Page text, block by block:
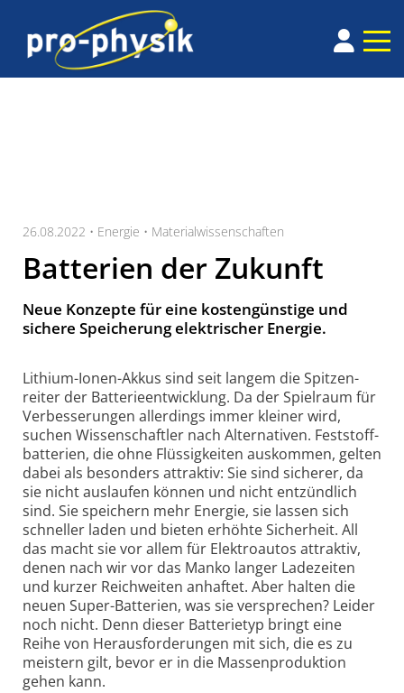
26.08.2022 • Energie • Materialwissenschaften
Batterien der Zukunft
Neue Konzepte für eine kostengünstige und
sichere Speicherung elektrischer Energie.
Lithium-Ionen-Akkus sind seit langem die Spitzen­
reiter der Batterie­entwicklung. Da der Spielraum für
Verbes­se­rungen allerdings immer kleiner wird,
suchen Wissen­schaftler nach Alter­nativen. Feststoff­
batterien, die ohne Flüssig­keiten auskommen, gelten
dabei als besonders attraktiv: Sie sind sicherer, da
sie nicht auslaufen können und nicht entzündlich
sind. Sie speichern mehr Energie, sie lassen sich
schneller laden und bieten erhöhte Sicherheit. All
das macht sie vor allem für Elektro­autos attraktiv,
denen nach wir vor das Manko langer Ladezeiten
und kurzer Reich­weiten anhaftet. Aber halten die
neuen Super-Batterien, was sie versprechen? Leider
noch nicht. Denn dieser Batterietyp bringt eine
Reihe von Heraus­forderungen mit sich, die es zu
meistern gilt, bevor er in die Massen­produktion
gehen kann.